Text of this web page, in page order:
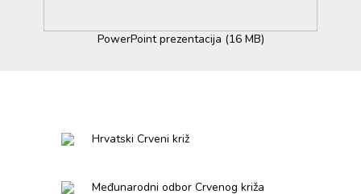
PowerPoint prezentacija (16 MB)
Hrvatski Crveni križ
Međunarodni odbor Crvenog križa